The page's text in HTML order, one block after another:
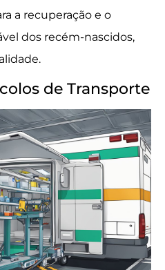
a recuperação e o
dos recém-nascidos,
de Transporte